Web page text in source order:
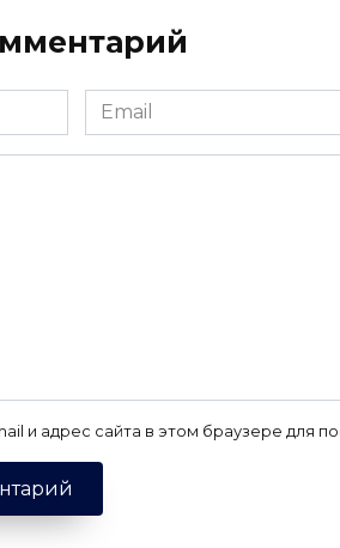
Email
*
и адрес сайта в этом браузере для